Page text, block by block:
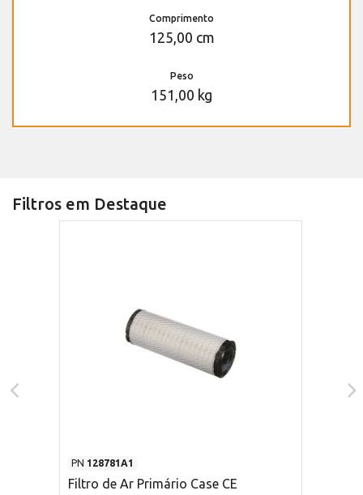
Comprimento
125,00 cm
Peso
151,00 kg
Filtros em Destaque
PN 128781A1
Filtro de Ar Primário Case CE